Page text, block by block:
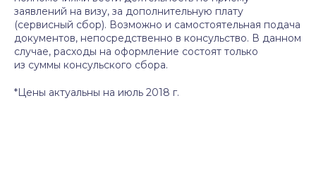
заявлений на визу, за дополнительную плату
(сервисный сбор). Возможно и самостоятельная подача
документов, непосредственно в консульство. В данном
случае, расходы на оформление состоят только
из суммы консульского сбора.
*Цены актуальны на июль 2018 г.